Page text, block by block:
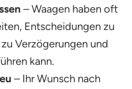
– Waagen haben oft
Entscheidungen zu
Verzögerungen und
kann.
– Ihr Wunsch nach